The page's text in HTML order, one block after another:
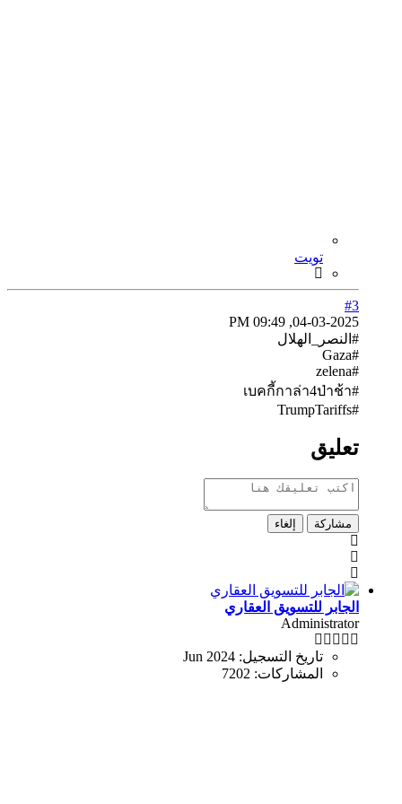
تويت
#3
04-03-2025, 09:49 PM
#النصر_الهلال
#Gaza
#zelena
#เบคกี้กาล่า4ป่าช้า
#TrumpTariffs
تعليق
مشاركة إلغاء
الجابر للتسويق العقاري
Administrator
تاريخ التسجيل: Jun 2024
المشاركات: 7202